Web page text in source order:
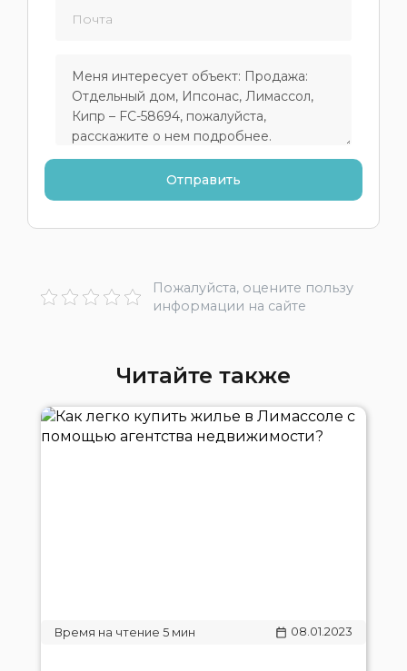
Пожалуйста, оцените пользу
информации на сайте
Читайте также
08.01.2023